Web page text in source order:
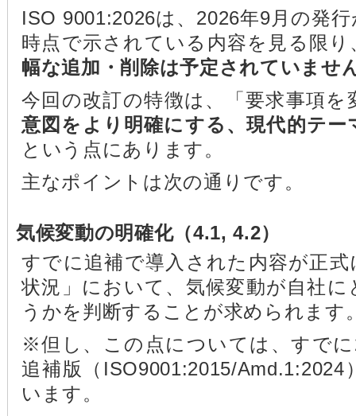
ISO 9001:2026は、2026年9月の発
時点で示されている内容を見る限り
幅な追加・削除は予定されていませ
今回の改訂の特徴は、「要求事項
意図をより明確にする、現代的テ
という点にあります。
主なポイントは次の通りです。
気候変動の明確化（4.1, 4.2）
すでに追補で導入された内容が正
状況」において、気候変動が自社
うかを判断することが求められます
※但し、この点については、すで
追補版（ISO9001:2015/
います。